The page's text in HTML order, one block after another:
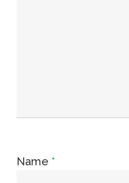
Name *